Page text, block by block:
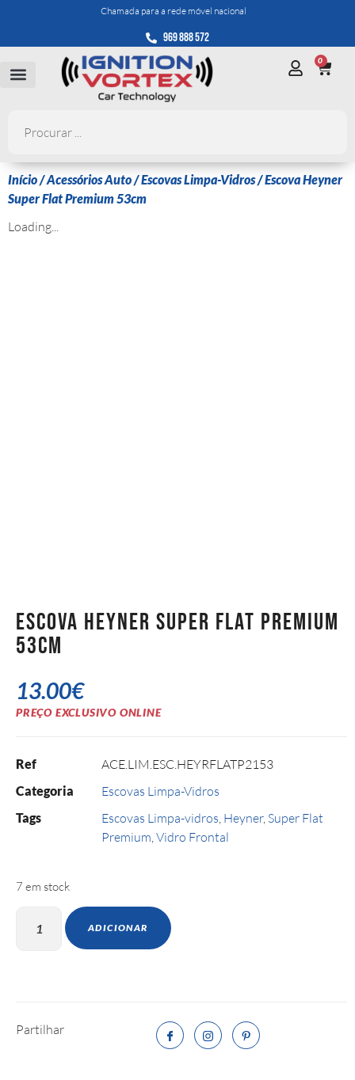
Chamada para a rede móvel nacional
969 888 572
0
Início/Acessórios Auto/Escovas Limpa-Vidros/ Escova Heyner
Super Flat Premium 53cm
Loading...
Escova Heyner Super Flat Premium
53cm
13.00€
PREÇO EXCLUSIVO ONLINE
Ref ACE.LIM.ESC.HEYRFLATP2153
Categoria Escovas Limpa-Vidros
Tags Escovas Limpa-vidros Heyner, Super Flat
Premium Vidro Frontal
7 em stock
ADICIONAR
Partilhar